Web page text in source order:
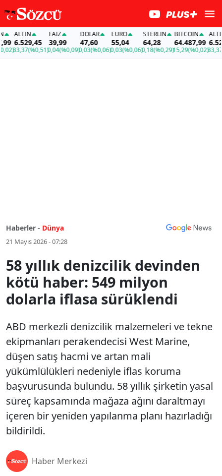
ALTIN
6.529,45
33,37(%0,51)
FAİZ
39,99
0,04(%0,09)
DOLAR
47,60
0,03(%0,06)
EURO
55,04
0,03(%0,06)
STERLIN
64,28
0,18(%0,29)
BITCOIN
64.487,99
15,29(%0,02)
ALTIN
33,37
Haberler - Dünya
21 Mayıs 2026 - 07:28
58 yıllık denizcilik devinden
kötü haber: 549 milyon
dolarla iflasa sürüklendi
ABD merkezli denizcilik malzemeleri ve tekne
ekipmanları perakendecisi West Marine,
düşen satış hacmi ve artan mali
yükümlülükleri nedeniyle iflas koruma
başvurusunda bulundu. 58 yıllık şirketin yasal
süreç kapsamında mağaza ağını daraltmayı
içeren bir yeniden yapılanma planı hazırladığı
bildirildi.
Haber Merkezi